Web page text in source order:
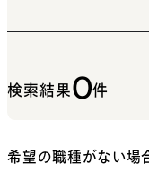
検索結果0件
希望の職種がない場